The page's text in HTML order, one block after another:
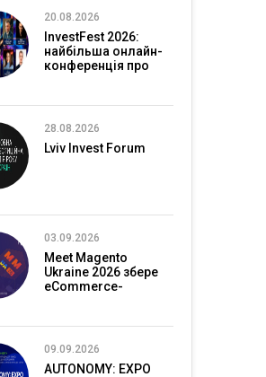
20.08.2026
InvestFest 2026:
найбільша онлайн-
конференція про
28.08.2026
Lviv Invest Forum
03.09.2026
Meet Magento
Ukraine 2026 збере
eCommerce-
09.09.2026
AUTONOMY: EXPO